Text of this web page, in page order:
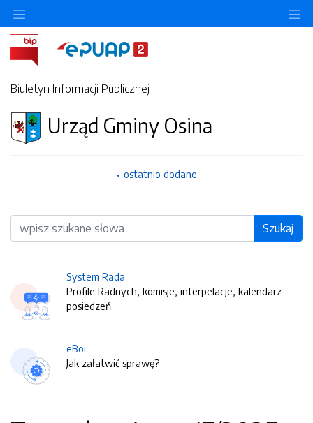
Biuletyn Informacji Publicznej
Urząd Gminy Osina
ostatnio dodane
Wyszukiwarka Szukaj
System Rada
Profile Radnych, komisje, interpelacje, kalendarz
posiedzeń.
eBoi
Jak załatwić sprawę?